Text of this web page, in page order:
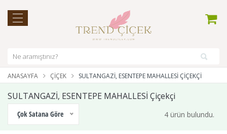
ANASAYFA ÇIÇEK SULTANGAZİ, ESENTEPE MAHALLESİ ÇIÇEKÇI
SULTANGAZİ, ESENTEPE MAHALLESİ Çiçekçi
Çok Satana Göre 4 ürün bulundu.